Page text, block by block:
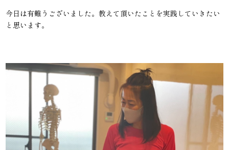
今日は有難うございました。教えて頂いたことを実践していきたい
と思います。